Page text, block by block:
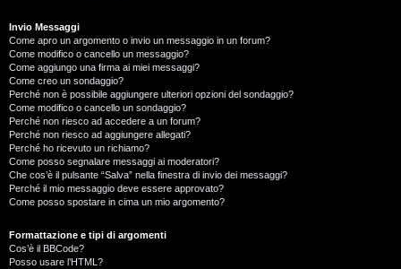
Invio Messaggi
Come apro un argomento o invio un messaggio in un forum?
Come modifico o cancello un messaggio?
Come aggiungo una firma ai miei messaggi?
Come creo un sondaggio?
Perché non è possibile aggiungere ulteriori opzioni del sondaggio?
Come modifico o cancello un sondaggio?
Perché non riesco ad accedere a un forum?
Perché non riesco ad aggiungere allegati?
Perché ho ricevuto un richiamo?
Come posso segnalare messaggi ai moderatori?
Che cos’è il pulsante “Salva” nella finestra di invio dei messaggi?
Perché il mio messaggio deve essere approvato?
Come posso spostare in cima un mio argomento?
Formattazione e tipi di argomenti
Cos’è il BBCode?
Posso usare l’HTML?